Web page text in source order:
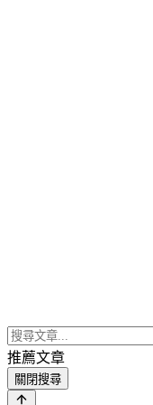
推薦文章
關閉搜尋